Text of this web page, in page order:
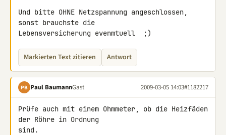
Und bitte OHNE Netzspannung angeschlossen,
sonst brauchste die
Lebensversicherung evenmtuell  ;)
Markierten Text zitieren Antwort
PB Paul BaumannGast 2009-03-05 14:03#1182217
Prüfe auch mit einem Ohmmeter, ob die Heizfäden
der Röhre in Ordnung
sind.